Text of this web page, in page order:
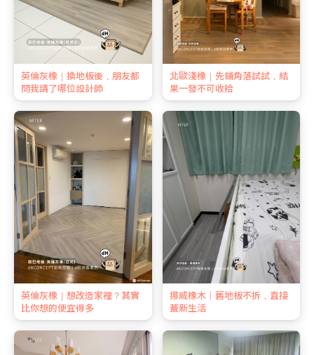
英倫灰橡｜換地板後，朋友都
問我請了哪位設計師
北歐淺橡｜先鋪角落試試，結
果一發不可收拾
英倫灰橡｜想改造家裡？其實
比你想的便宜得多
挪威橡木｜舊地板不拆，直接
蓋新生活